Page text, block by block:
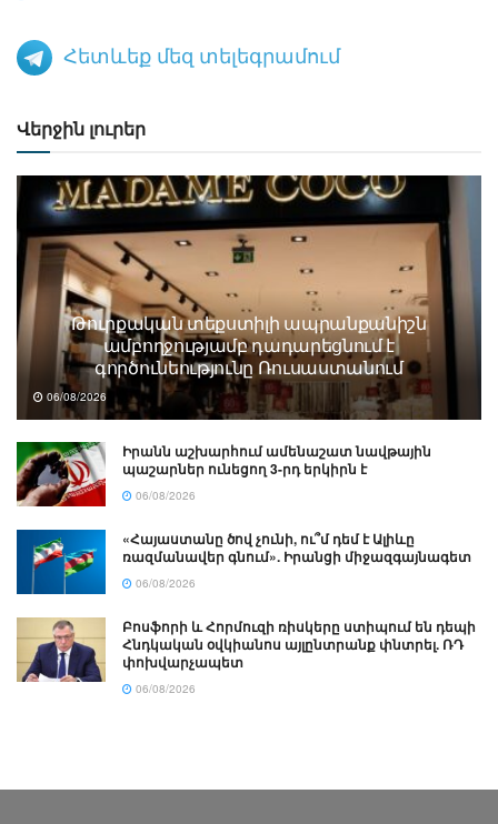
Հետևեք մեզ տելեգրամում
Վերջին լուրեր
Թուրքական տեքստիլի ապրանքանիշն
ամբողջությամբ դադարեցնում է
գործունեությունը Ռուսաստանում
06/08/2026
Իրանն աշխարհում ամենաշատ նավթային
պաշարներ ունեցող 3-րդ երկիրն է
06/08/2026
«Հայաստանը ծով չունի, ու՞մ դեմ է Ալիևը
ռազմանավեր գնում». Իրանցի միջազգայնագետ
06/08/2026
Բոսֆորի և Հորմուզի ռիսկերը ստիպում են դեպի
Հնդկական օվկիանոս այլընտրանք փնտրել. ՌԴ
փոխվարչապետ
06/08/2026